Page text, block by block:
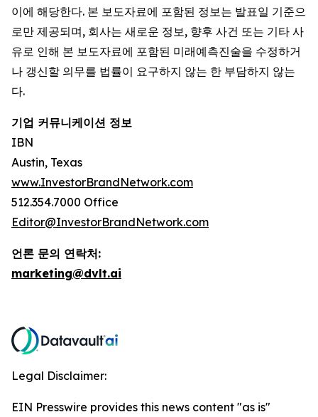
이에 해당한다. 본 보도자료에 포함된 정보는 발표일 기준으
로만 제공되며, 회사는 새로운 정보, 향후 사건 또는 기타 사
유로 인해 본 보도자료에 포함된 미래예측진술을 수정하거
나 갱신할 의무를 법률이 요구하지 않는 한 부담하지 않는
다.
기업 커뮤니케이션 정보
IBN
Austin, Texas
www.InvestorBrandNetwork.com
512.354.7000 Office
Editor@InvestorBrandNetwork.com
언론 문의 연락처:
marketing@dvlt.ai
Legal Disclaimer:
EIN Presswire provides this news content "as is"